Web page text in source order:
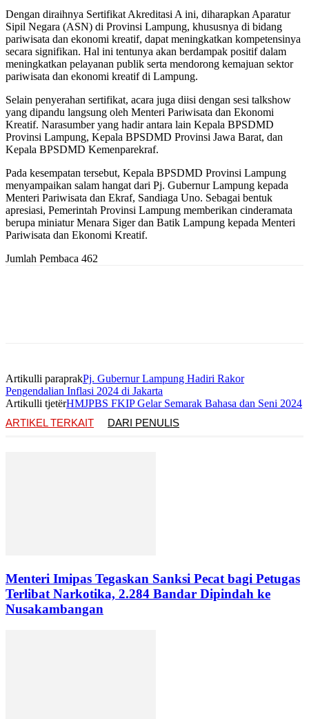
Dengan diraihnya Sertifikat Akreditasi A ini, diharapkan Aparatur
Sipil Negara (ASN) di Provinsi Lampung, khususnya di bidang
pariwisata dan ekonomi kreatif, dapat meningkatkan kompetensinya
secara signifikan. Hal ini tentunya akan berdampak positif dalam
meningkatkan pelayanan publik serta mendorong kemajuan sektor
pariwisata dan ekonomi kreatif di Lampung.
Selain penyerahan sertifikat, acara juga diisi dengan sesi talkshow
yang dipandu langsung oleh Menteri Pariwisata dan Ekonomi
Kreatif. Narasumber yang hadir antara lain Kepala BPSDMD
Provinsi Lampung, Kepala BPSDMD Provinsi Jawa Barat, dan
Kepala BPSDMD Kemenparekraf.
Pada kesempatan tersebut, Kepala BPSDMD Provinsi Lampung
menyampaikan salam hangat dari Pj. Gubernur Lampung kepada
Menteri Pariwisata dan Ekraf, Sandiaga Uno. Sebagai bentuk
apresiasi, Pemerintah Provinsi Lampung memberikan cinderamata
berupa miniatur Menara Siger dan Batik Lampung kepada Menteri
Pariwisata dan Ekonomi Kreatif.
Jumlah Pembaca 462
Artikulli paraprakPj. Gubernur Lampung Hadiri Rakor
Pengendalian Inflasi 2024 di Jakarta
Artikulli tjetërHMJPBS FKIP Gelar Semarak Bahasa dan Seni 2024
ARTIKEL TERKAIT
DARI PENULIS
Menteri Imipas Tegaskan Sanksi Pecat bagi Petugas
Terlibat Narkotika, 2.284 Bandar Dipindah ke
Nusakambangan